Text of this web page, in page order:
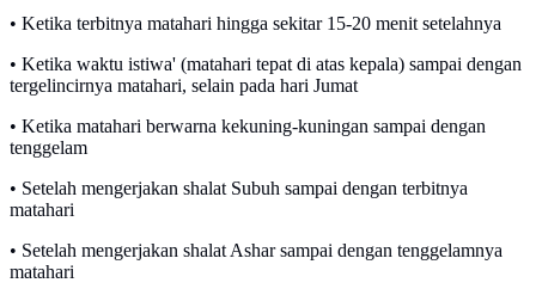
• Ketika terbitnya matahari hingga sekitar 15-20 menit setelahnya
• Ketika waktu istiwa' (matahari tepat di atas kepala) sampai dengan
tergelincirnya matahari, selain pada hari Jumat
• Ketika matahari berwarna kekuning-kuningan sampai dengan
tenggelam
• Setelah mengerjakan shalat Subuh sampai dengan terbitnya
matahari
• Setelah mengerjakan shalat Ashar sampai dengan tenggelamnya
matahari